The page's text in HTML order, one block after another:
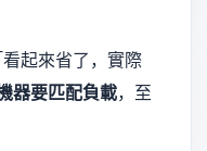
起來省了，實際
器要匹配負載，至